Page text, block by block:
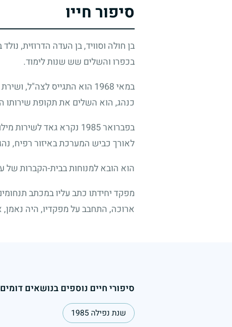
סיפור חייו
בן חולה וסוויד, בן העדה הדרוזית, נולד
בכפרו והשלים שש שנות לימוד.
במאי1968 הוא התגייס לצה"ל,
כנהג, הוא השלים את תקופת שירותו
בפברואר1985 נקרא גאד לשירות
לאורך כביש המערכת באיזור רפיח,
הוא הובא למנוחות בבית-הקברות של
מפקד יחידתו כתב עליו במכתב
ארוכה, התחבב על מפקדיו, היה נאמן,
סיפורי חיים נוספים בנושאים
שנת נפילה 1985